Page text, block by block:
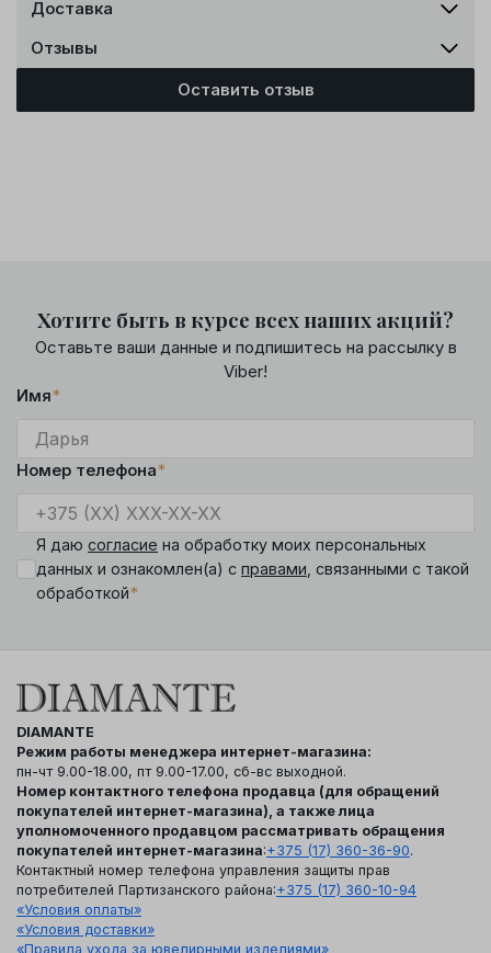
Доставка
Отзывы
Оставить отзыв
Хотите быть в курсе всех наших акций?
Оставьте ваши данные и подпишитесь на рассылку в
Viber!
Имя*
Номер телефона*
Я даю согласие на обработку моих персональных
данных и ознакомлен(а) с правами , связанными с такой
обработкой*
DIAMANTE
Режим работы менеджера интернет-магазина:
пн-чт 9.00-18.00, пт 9.00-17.00, сб-вс выходной.
Номер контактного телефона продавца (для обращений
покупателей интернет-магазина), а также лица
уполномоченного продавцом рассматривать обращения
покупателей интернет-магазина:+375 (17) 360-36-90.
Контактный номер телефона управления защиты прав
потребителей Партизанского района:+375 (17) 360-10-94
«Условия оплаты»
«Условия доставки»
«Правила ухода за ювелирными изделиями»